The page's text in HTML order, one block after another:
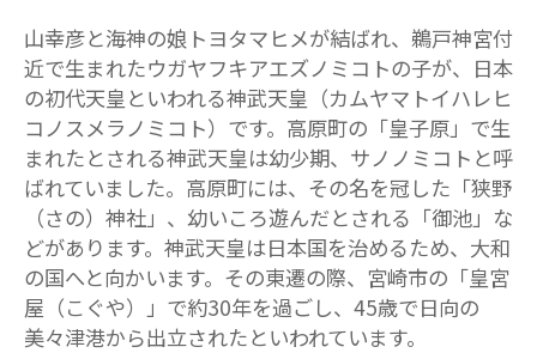
山幸彦と海神の娘トヨタマヒメが結ばれ、鵜戸神宮付
近で生まれたウガヤフキアエズノミコトの子が、日本
の初代天皇といわれる神武天皇（カムヤマトイハレヒ
コノスメラノミコト）です。高原町の「皇子原」で生
まれたとされる神武天皇は幼少期、サノノミコトと呼
ばれていました。高原町には、その名を冠した「狭野
（さの）神社」、幼いころ遊んだとされる「御池」な
どがあります。神武天皇は日本国を治めるため、大和
の国へと向かいます。その東遷の際、宮崎市の「皇宮
屋（こぐや）」で約30年を過ごし、45歳で日向の
美々津港から出立されたといわれています。